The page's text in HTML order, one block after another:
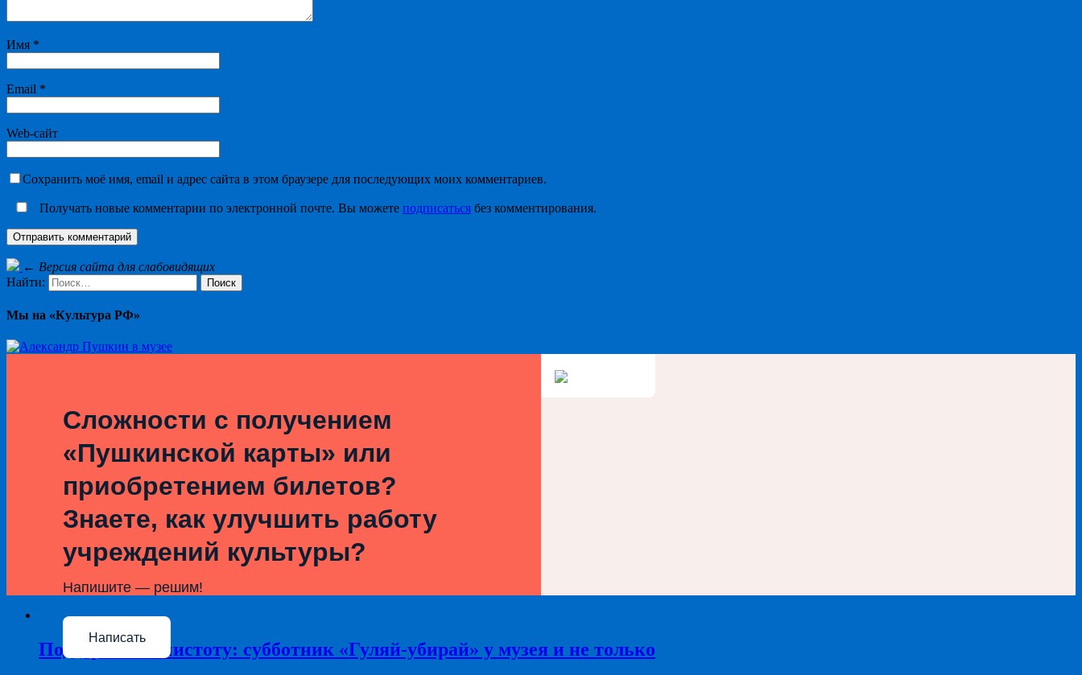
Имя *
Email *
Web-сайт
Сохранить моё имя, email и адрес сайта в этом браузере для последующих моих комментариев.
Получать новые комментарии по электронной почте. Вы можете подписаться без комментирования.
← Версия сайта для слабовидящих
Найти:
Мы на «Культура РФ»
Сложности с получением
«Пушкинской карты» или
приобретением билетов?
Знаете, как улучшить работу
учреждений культуры?
Напишите — решим!
Написать
Поддерживая чистоту: субботник «Гуляй-убирай» у музея и не только